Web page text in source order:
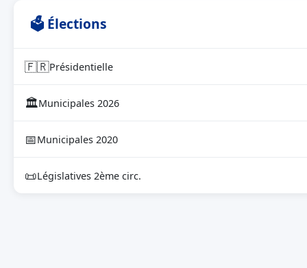
🗳 Élections
🇫🇷Présidentielle
🏛Municipales 2026
📅Municipales 2020
📜Législatives 2ème circ.